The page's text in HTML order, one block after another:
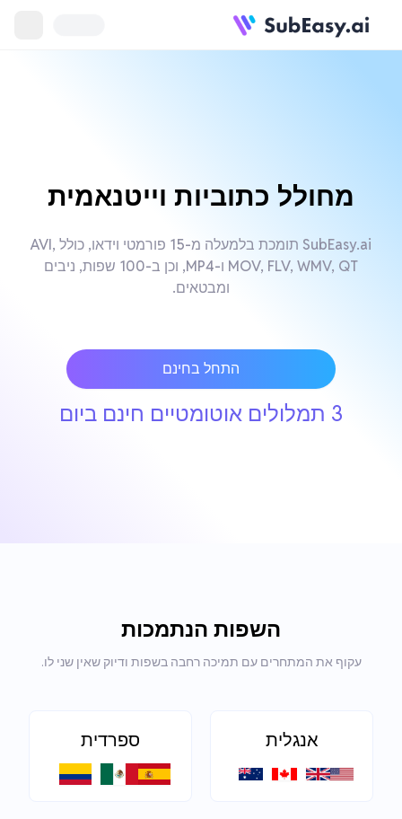
מחולל כתוביות וייטנאמית
SubEasy.ai תומכת בלמעלה מ-15 פורמטי וידאו, כולל AVI,
MOV, FLV, WMV, QT ו-MP4, וכן ב-100 שפות, ניבים
ומבטאים.
התחל בחינם
3 תמלולים אוטומטיים חינם ביום
השפות הנתמכות
עקוף את המתחרים עם תמיכה רחבה בשפות ודיוק שאין שני לו.
אנגלית ספרדית